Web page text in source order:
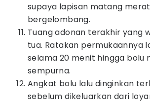
supaya lapisan matang
bergelombang.
Tuang adonan terakhir yang
tua. Ratakan permukaannya
selama 20 menit hingga bolu
sempurna.
Angkat bolu lalu dinginkan
sebelum dikeluarkan dari